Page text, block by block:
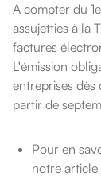
A compter du
assujetties à la
factures
L'émission
entreprises dès
partir de
Pour en
notre article